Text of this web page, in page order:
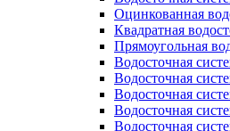
Оцинкованная
Квадратная
Прямоугольная
Водосточная
Водосточная
Водосточная
Водосточная
Водосточная